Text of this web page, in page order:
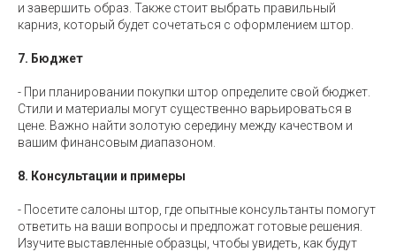
и завершить образ. Также стоит выбрать правильный
карниз, который будет сочетаться с оформлением штор.
7. Бюджет
- При планировании покупки штор определите свой бюджет.
Стили и материалы могут существенно варьироваться в
цене. Важно найти золотую середину между качеством и
вашим финансовым диапазоном.
8. Консультации и примеры
- Посетите салоны штор, где опытные консультанты помогут
ответить на ваши вопросы и предложат готовые решения.
Изучите выставленные образцы, чтобы увидеть, как будут